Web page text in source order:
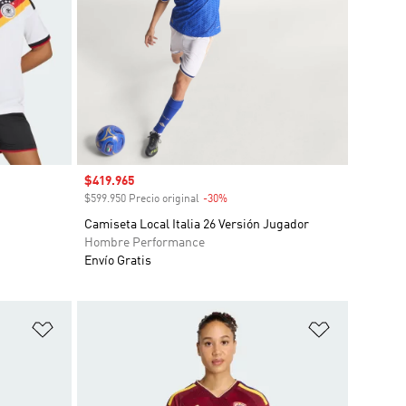
Precio de venta
$419.965
$599.950 Precio original -30%Descuento
Camiseta Local Italia 26 Versión Jugador
Hombre Performance
Envío Gratis
Añadir a la lista de deseos